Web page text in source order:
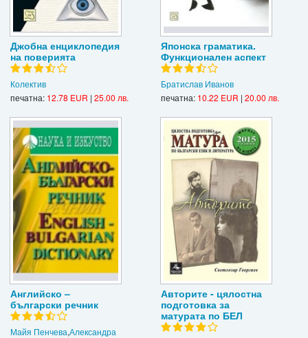
Джобна енциклопедия
на поверията
Колектив
печатна: 12.78 EUR | 25.00 лв.
Японска граматика.
Функционален аспект
Братислав Иванов
печатна: 10.22 EUR | 20.00 лв.
Английско –
български речник
Майя Пенчева,Александра
Авторите - цялостна
подготовка за
матурата по БЕЛ